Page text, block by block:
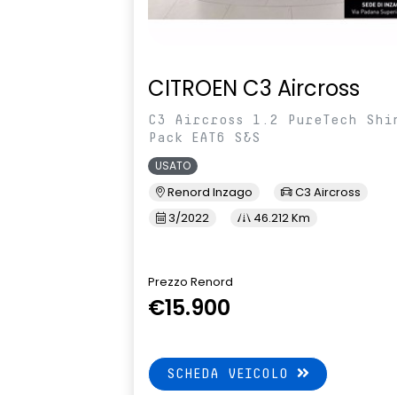
profondità
CITROEN C3 Aircross
C3 Aircross 1.2 PureTech
Pack EAT6 S&S
USATO
Renord Inzago
C3 Aircross
3/2022
46.212 Km
Prezzo Renord
€15.900
SCHEDA VEICOLO